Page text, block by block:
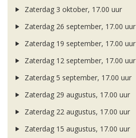
Zaterdag 3 oktober, 17.00 uur
Zaterdag 26 september, 17.00 uur
Zaterdag 19 september, 17.00 uur
Zaterdag 12 september, 17.00 uur
Zaterdag 5 september, 17.00 uur
Zaterdag 29 augustus, 17.00 uur
Zaterdag 22 augustus, 17.00 uur
Zaterdag 15 augustus, 17.00 uur